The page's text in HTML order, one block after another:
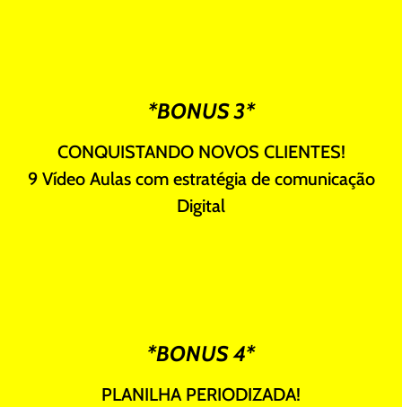
*BONUS 3*
CONQUISTANDO NOVOS CLIENTES!
9 Vídeo Aulas com estratégia de comunicação
Digital
*BONUS 4*
PLANILHA PERIODIZADA!